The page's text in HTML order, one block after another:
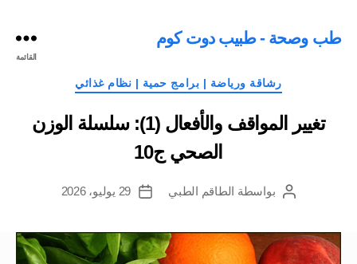
طب وصحة - طبيب دوت كوم
القائمة
التصنيفات
رشاقة ورياضة | برامج حمية | نظام غذائي
تغيير المواقف والأفعال (1): سلسلة الوزن
الصحي ج10
كاتببواسطة الطاقم الطبي
تاريخ
29 يوليو، 2026